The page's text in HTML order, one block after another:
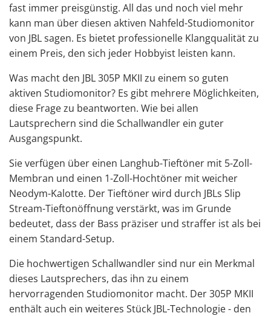
fast immer preisgünstig. All das und noch viel mehr
kann man über diesen aktiven Nahfeld-Studiomonitor
von JBL sagen. Es bietet professionelle Klangqualitätzu
einem Preis, den sich jeder Hobbyist leisten kann.
Was macht den JBL 305P MKII zu einem so guten
aktiven Studiomonitor? Es gibt mehrere Möglichkeiten,
diese Frage zu beantworten. Wie bei allen
Lautsprechern sind die Schallwandler ein guter
Ausgangspunkt.
Sie verfügen über einen Langhub-Tieftöner mit 5-Zoll-
Membran und einen 1-Zoll-Hochtöner mit weicher
Neodym-Kalotte. Der Tieftöner wird durch JBLs Slip
Stream-Tieftonöffnung verstärkt, was im Grunde
bedeutet, dass der Bass präziser und straffer ist als bei
einem Standard-Setup.
Die hochwertigen Schallwandler sind nur ein Merkmal
dieses Lautsprechers, das ihn zu einem
hervorragenden Studiomonitor macht. Der 305P MKII
enthält auch ein weiteres Stück JBL-Technologie - den